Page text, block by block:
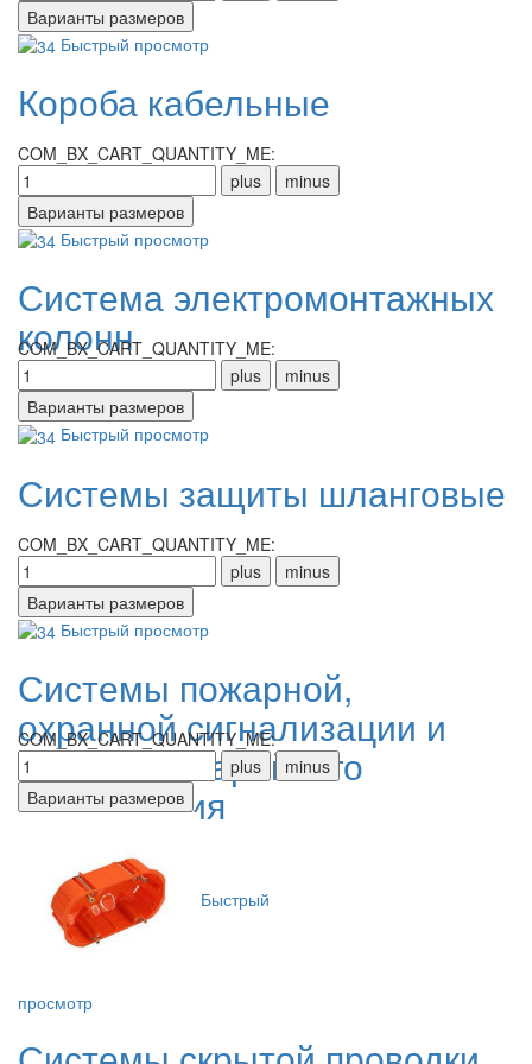
Быстрый просмотр
Короба кабельные
COM_BX_CART_QUANTITY_ME:
Быстрый просмотр
Система электромонтажных
колонн
COM_BX_CART_QUANTITY_ME:
Быстрый просмотр
Системы защиты шланговые
COM_BX_CART_QUANTITY_ME:
Быстрый просмотр
Системы пожарной,
охранной сигнализации и
системы аварийного
оповещения
COM_BX_CART_QUANTITY_ME:
Быстрый
просмотр